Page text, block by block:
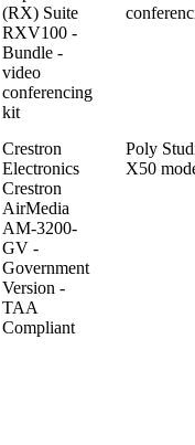
(RX) Suite
RXV100 -
Bundle -
video
conferencing
kit
Crestron
Electronics
Crestron
AirMedia
AM-3200-
GV -
Government
Version -
TAA
Compliant
Poly
X50